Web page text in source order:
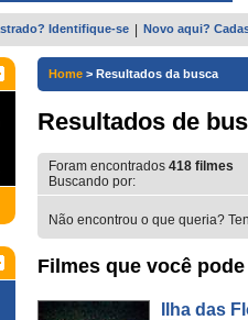
Identifique-se Novo aqui?
Home > Resultados da busca
Resultados de
Foram encontrados 418 filmes
Buscando por:
Não encontrou o que queria?
Filmes que você
Ilha das